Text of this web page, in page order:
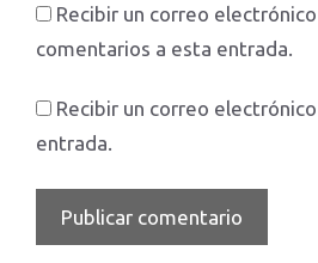
Recibir un correo
comentarios a esta entrada.
Recibir un correo
entrada.